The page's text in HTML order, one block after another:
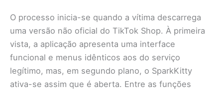
O processo inicia-se quando a vítima descarrega
uma versão não oficial do TikTok Shop. À primeira
vista, a aplicação apresenta uma interface
funcional e menus idênticos aos do serviço
legítimo, mas, em segundo plano, o SparkKitty
ativa-se assim que é aberta. Entre as funções